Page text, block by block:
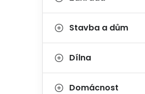
Stavba a dům
Dílna
Domácnost